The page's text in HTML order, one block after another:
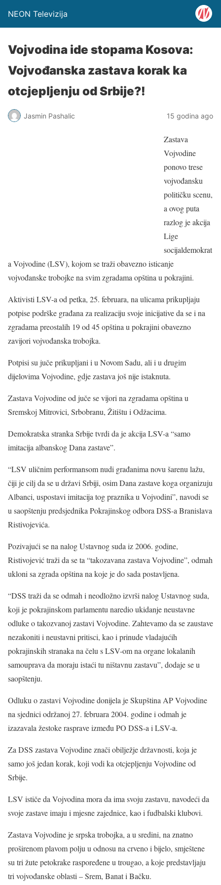
NEON Televizija
Vojvodina ide stopama Kosova:
Vojvođanska zastava korak ka
otcjepljenju od Srbije?!
Jasmin Pashalic 15 godina ago
Zastava
Vojvodine
ponovo trese
vojvođansku
političku scenu,
a ovog puta
razlog je akcija
Lige
socijaldemokrat
a Vojvodine (LSV), kojom se traži obavezno isticanje
vojvođanske trobojke na svim zgradama opština u pokrajini.
Aktivisti LSV-a od petka, 25. februara, na ulicama prikupljaju
potpise podrške građana za realizaciju svoje inicijative da se i na
zgradama preostalih 19 od 45 opština u pokrajini obavezno
zavijori vojvođanska trobojka.
Potpisi su juče prikupljani i u Novom Sadu, ali i u drugim
dijelovima Vojvodine, gdje zastava još nije istaknuta.
Zastava Vojvodine od juče se vijori na zgradama opština u
Sremskoj Mitrovici, Srbobranu, Žitištu i Odžacima.
Demokratska stranka Srbije tvrdi da je akcija LSV-a “samo
imitacija albanskog Dana zastave”.
“LSV uličnim performansom nudi građanima novu šarenu lažu,
čiji je cilj da se u državi Srbiji, osim Dana zastave koga organizuju
Albanci, uspostavi imitacija tog praznika u Vojvodini”, navodi se
u saopštenju predsjednika Pokrajinskog odbora DSS-a Branislava
Ristivojevića.
Pozivajući se na nalog Ustavnog suda iz 2006. godine,
Ristivojević traži da se ta “takozavana zastava Vojvodine”, odmah
ukloni sa zgrada opština na koje je do sada postavljena.
“DSS traži da se odmah i neodložno izvrši nalog Ustavnog suda,
koji je pokrajinskom parlamentu naredio ukidanje neustavne
odluke o takozvanoj zastavi Vojvodine. Zahtevamo da se zaustave
nezakoniti i neustavni pritisci, kao i prinude vladajućih
pokrajinskih stranaka na čelu s LSV-om na organe lokalanih
samouprava da moraju istaći tu ništavnu zastavu”, dodaje se u
saopštenju.
Odluku o zastavi Vojvodine donijela je Skupština AP Vojvodine
na sjednici održanoj 27. februara 2004. godine i odmah je
izazavala žestoke rasprave između PO DSS-a i LSV-a.
Za DSS zastava Vojvodine znači obilježje državnosti, koja je
samo još jedan korak, koji vodi ka otcjepljenju Vojvodine od
Srbije.
LSV ističe da Vojvodina mora da ima svoju zastavu, navodeći da
svoje zastave imaju i mjesne zajednice, kao i fudbalski klubovi.
Zastava Vojvodine je srpska trobojka, a u sredini, na znatno
proširenom plavom polju u odnosu na crveno i bijelo, smještene
su tri žute petokrake raspoređene u trougao, a koje predstavljaju
tri vojvođanske oblasti – Srem, Banat i Bačku.